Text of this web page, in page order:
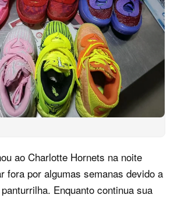
ao Charlotte Hornets na noite
fora por algumas semanas devido a
Enquanto continua sua